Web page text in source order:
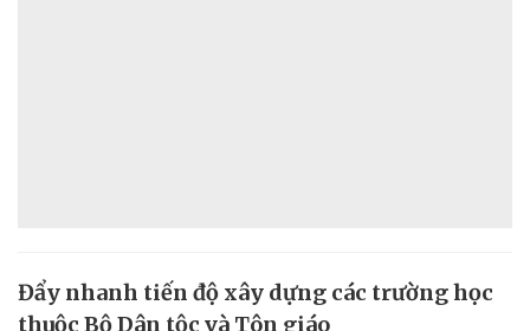
Đẩy nhanh tiến độ xây dựng các trường học
thuộc Bộ Dân tộc và Tôn giáo